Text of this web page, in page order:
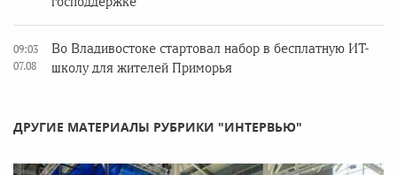
09:03
07.08
Во Владивостоке стартовал набор в бесплатную ИТ-
школу для жителей Приморья
ДРУГИЕ МАТЕРИАЛЫ РУБРИКИ "ИНТЕРВЬЮ"